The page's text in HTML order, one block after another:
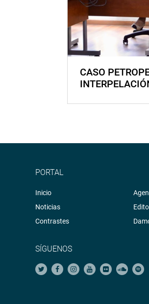
CASO
PORTAL
Inicio
Noticias
Contrastes
SÍGUENOS